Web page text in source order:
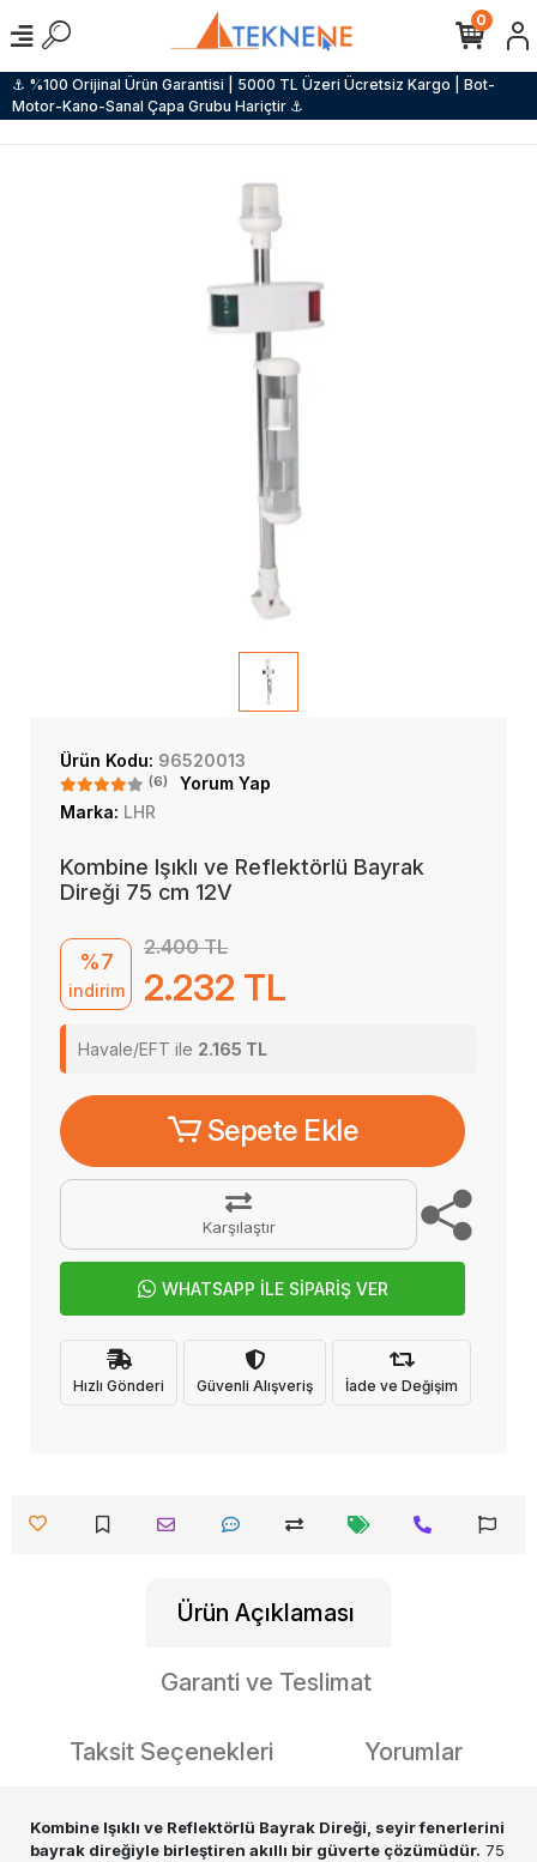
⚓ %100 Orijinal Ürün Garantisi | 5000 TL Üzeri Ücretsiz Kargo | Bot-
Motor-Kano-Sanal Çapa Grubu Hariçtir ⚓
0
Ürün Kodu: 96520013
(6)
Yorum Yap
Marka: LHR
Kombine Işıklı ve Reflektörlü Bayrak
Direği 75 cm 12V
%7
indirim
2.400 TL
2.232 TL
Havale/EFT ile 2.165 TL
Sepete Ekle
Karşılaştır
WHATSAPP İLE SİPARİŞ VER
Hızlı Gönderi Güvenli Alışveriş İade ve Değişim
Ürün Açıklaması
Garanti ve Teslimat
Taksit Seçenekleri Yorumlar
Kombine Işıklı ve Reflektörlü Bayrak Direği, seyir fenerlerini
bayrak direğiyle birleştiren akıllı bir güverte çözümüdür. 75